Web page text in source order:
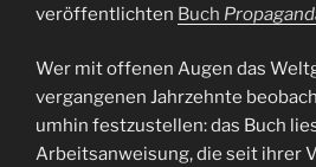
veröffentlichten Buch
Wer mit offenen Augen das
vergangenen Jahrzehnte
umhin festzustellen: das Buch
Arbeitsanweisung, die seit ihrer